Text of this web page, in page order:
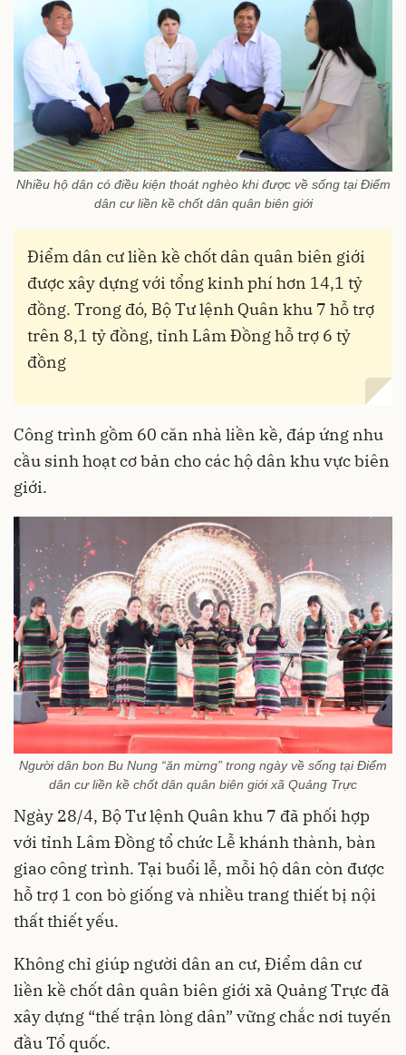
Nhiều hộ dân có điều kiện thoát nghèo khi được về sống tại Điểm
dân cư liền kề chốt dân quân biên giới
Điểm dân cư liền kề chốt dân quân biên giới
được xây dựng với tổng kinh phí hơn 14,1 tỷ
đồng. Trong đó, Bộ Tư lệnh Quân khu 7 hỗ trợ
trên 8,1 tỷ đồng, tỉnh Lâm Đồng hỗ trợ 6 tỷ
đồng
Công trình gồm 60 căn nhà liền kề, đáp ứng nhu
cầu sinh hoạt cơ bản cho các hộ dân khu vực biên
giới.
Người dân bon Bu Nung “ăn mừng” trong ngày về sống tại Điểm
dân cư liền kề chốt dân quân biên giới xã Quảng Trực
Ngày 28/4, Bộ Tư lệnh Quân khu 7 đã phối hợp
với tỉnh Lâm Đồng tổ chức Lễ khánh thành, bàn
giao công trình. Tại buổi lễ, mỗi hộ dân còn được
hỗ trợ 1 con bò giống và nhiều trang thiết bị nội
thất thiết yếu.
Không chỉ giúp người dân an cư, Điểm dân cư
liền kề chốt dân quân biên giới xã Quảng Trực đã
xây dựng “thế trận lòng dân” vững chắc nơi tuyến
đầu Tổ quốc.